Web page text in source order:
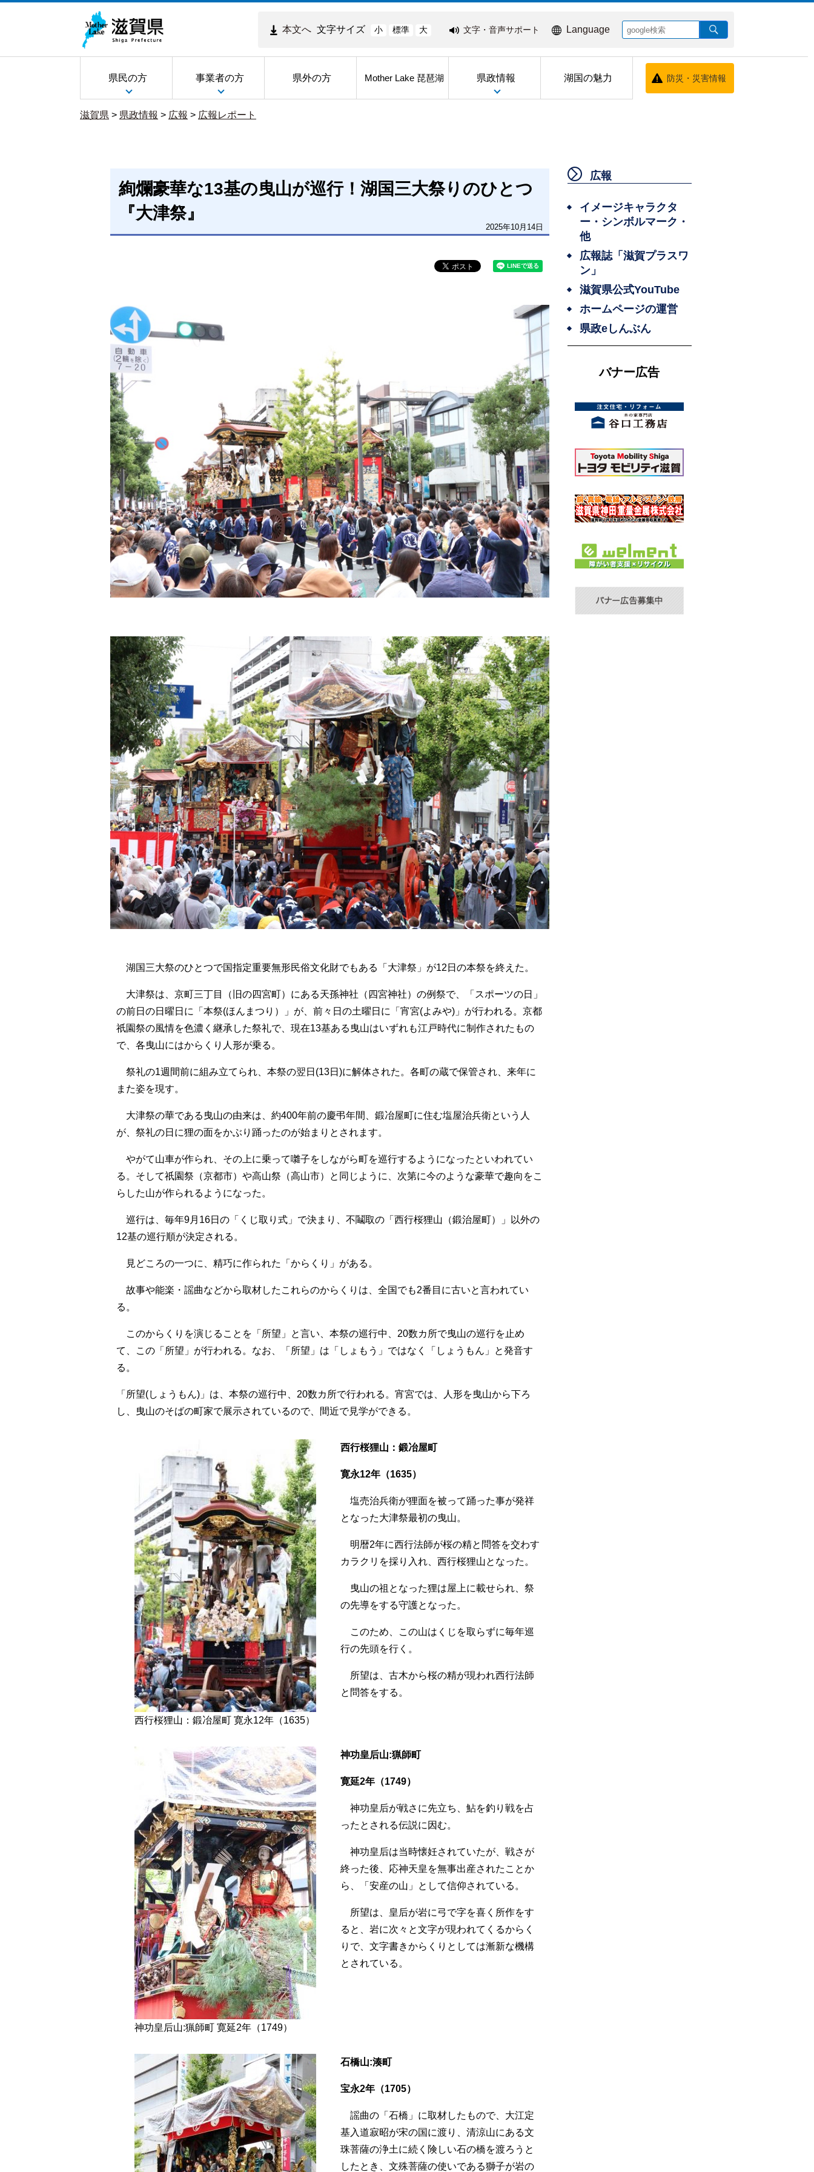
本文へ 文字サイズ 小 標準 大 文字・音声サポート Language
県民の方 事業者の方 県外の方 Mother Lake 琵琶湖 県政情報 湖国の魅力 防災・災害情報
滋賀県 > 県政情報 > 広報 > 広報レポート
絢爛豪華な13基の曳山が巡行！湖国三大祭りのひとつ
『大津祭』
2025年10月14日
湖国三大祭のひとつで国指定重要無形民俗文化財でもある「大津祭」が12日の本祭を終えた。
大津祭は、京町三丁目（旧の四宮町）にある天孫神社（四宮神社）の例祭で、「スポーツの日」
の前日の日曜日に「本祭(ほんまつり）」が、前々日の土曜日に「宵宮(よみや)」が行われる。京都
祇園祭の風情を色濃く継承した祭礼で、現在13基ある曳山はいずれも江戸時代に制作されたもの
で、各曳山にはからくり人形が乗る。
祭礼の1週間前に組み立てられ、本祭の翌日(13日)に解体された。各町の蔵で保管され、来年に
また姿を現す。
大津祭の華である曳山の由来は、約400年前の慶弔年間、鍛冶屋町に住む塩屋治兵衛という人
が、祭礼の日に狸の面をかぶり踊ったのが始まりとされます。
やがて山車が作られ、その上に乗って囃子をしながら町を巡行するようになったといわれてい
る。そして祇園祭（京都市）や高山祭（高山市）と同じように、次第に今のような豪華で趣向をこ
らした山が作られるようになった。
巡行は、毎年9月16日の「くじ取り式」で決まり、不鬮取の「西行桜狸山（鍛治屋町）」以外の
12基の巡行順が決定される。
見どころの一つに、精巧に作られた「からくり」がある。
故事や能楽・謡曲などから取材したこれらのからくりは、全国でも2番目に古いと言われてい
る。
このからくりを演じることを「所望」と言い、本祭の巡行中、20数カ所で曳山の巡行を止め
て、この「所望」が行われる。なお、「所望」は「しょもう」ではなく「しょうもん」と発音す
る。
「所望(しょうもん)」は、本祭の巡行中、20数カ所で行われる。宵宮では、人形を曳山から下ろ
し、曳山のそばの町家で展示されているので、間近で見学ができる。
西行桜狸山：鍛冶屋町 寛永12年（1635）
西行桜狸山：鍛冶屋町
寛永12年（1635）
塩売治兵衛が狸面を被って踊った事が発祥
となった大津祭最初の曳山。
明暦2年に西行法師が桜の精と問答を交わす
カラクリを採り入れ、西行桜狸山となった。
曳山の祖となった狸は屋上に載せられ、祭
の先導をする守護となった。
このため、この山はくじを取らずに毎年巡
行の先頭を行く。
所望は、古木から桜の精が現われ西行法師
と問答をする。
神功皇后山:猟師町 寛延2年（1749）
神功皇后山:猟師町
寛延2年（1749）
神功皇后が戦さに先立ち、鮎を釣り戦を占
ったとされる伝説に因む。
神功皇后は当時懐妊されていたが、戦さが
終った後、応神天皇を無事出産されたことか
ら、「安産の山」として信仰されている。
所望は、皇后が岩に弓で字を喜く所作をす
ると、岩に次々と文字が現われてくるからく
りで、文字書きからくりとしては漸新な機構
とされている。
石橋山:湊町
宝永2年（1705）
謡曲の「石橋」に取材したもので、大江定
基入道寂昭が宋の国に渡り、清涼山にある文
珠菩薩の浄土に続く険しい石の橋を渡ろうと
したとき、文殊菩薩の使いである獅子が岩の
広報
イメージキャラクタ
ー・シンボルマーク・
他
広報誌「滋賀プラスワ
ン」
滋賀県公式YouTube
ホームページの運営
県政eしんぶん
バナー広告